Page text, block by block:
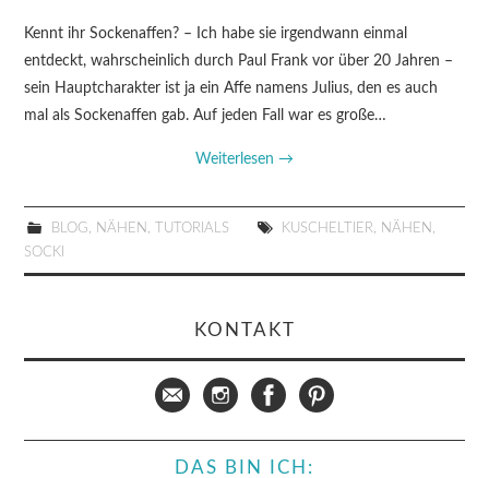
Kennt ihr Sockenaffen? – Ich habe sie irgendwann einmal
entdeckt, wahrscheinlich durch Paul Frank vor über 20 Jahren –
sein Hauptcharakter ist ja ein Affe namens Julius, den es auch
mal als Sockenaffen gab. Auf jeden Fall war es große…
Weiterlesen →
BLOG NÄHEN TUTORIALS KUSCHELTIER NÄHEN
SOCKI
KONTAKT
DAS BIN ICH: